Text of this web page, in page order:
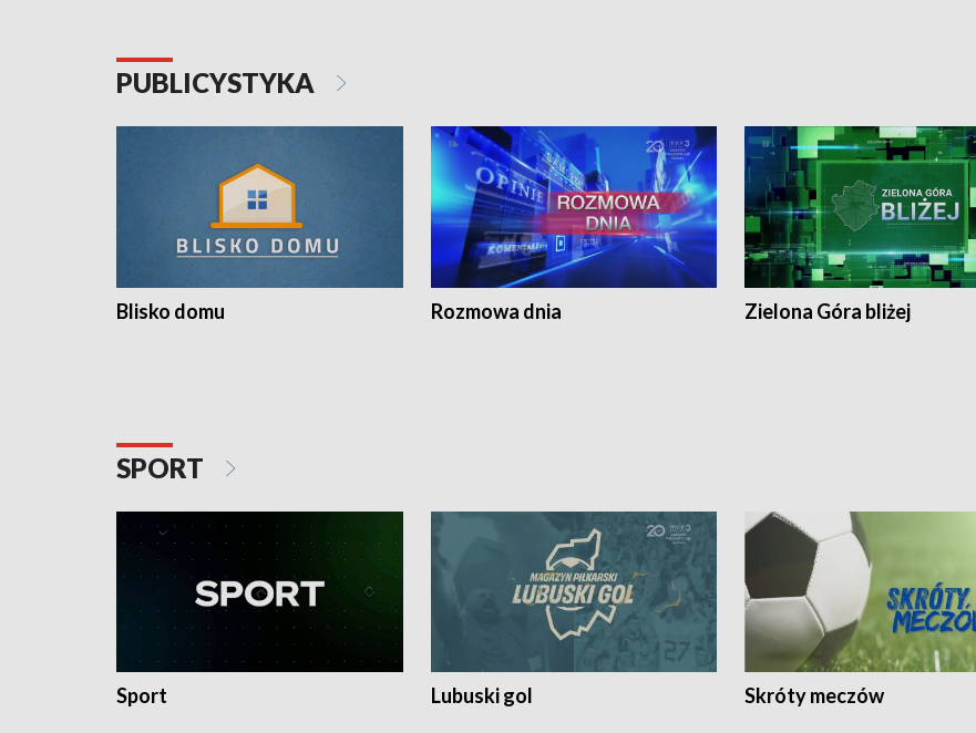
PUBLICYSTYKA
Blisko domu Rozmowa dnia Zielona Góra bliżej
SPORT
Sport Lubuski gol Skróty meczów